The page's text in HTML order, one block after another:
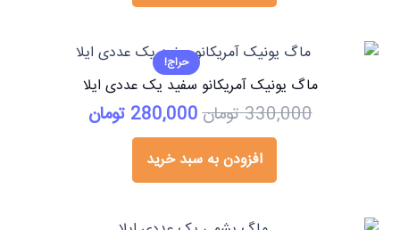
حراج!
ماگ یونیک آمریکانو سفید یک عددی ایلا
330,000تومانقیمت
اصلی:
بود.
280,000 تومان
افزودن به سبد خرید